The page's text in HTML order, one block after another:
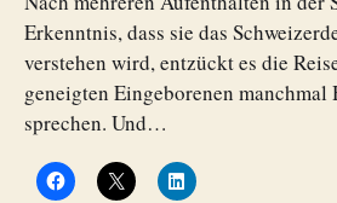
Erkenntnis, dass sie das
verstehen wird, entzückt es die
geneigten Eingeborenen manchmal
sprechen. Und…